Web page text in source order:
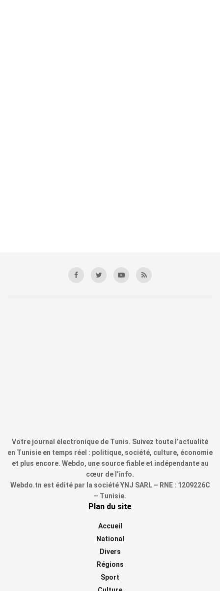
Votre journal électronique de Tunis. Suivez toute l’actualité
en Tunisie en temps réel : politique, société, culture, économie
et plus encore. Webdo, une source fiable et indépendante au
cœur de l’info.
Webdo.tn est édité par la société YNJ SARL – RNE : 1209226C
– Tunisie.
Plan du site
Accueil
National
Divers
Régions
Sport